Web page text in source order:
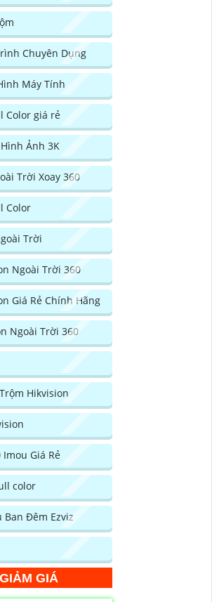
Chuyên Dụng
Máy Tính
Color giá rẻ
Ảnh 3K
Trời Xoay 360
Color
Trời
Ngoài Trời 360
Giá Rẻ Chính Hãng
Ngoài Trời 360
Hikvision
Giá Rẻ
color
Ban Đêm Ezviz
GIÁ